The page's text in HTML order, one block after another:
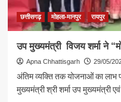
बेलचंद
मेरिया
छत्तीसगढ़ मोहला-मानपुर रायपुर
उप मुख्यमंत्री विजय शर्मा ने
Apna Chhattisgarh 29/05/
अंतिम व्यक्ति तक योजनाओं का लाभ
मुख्यमंत्री श्री शर्मा उप मुख्यमंत्री